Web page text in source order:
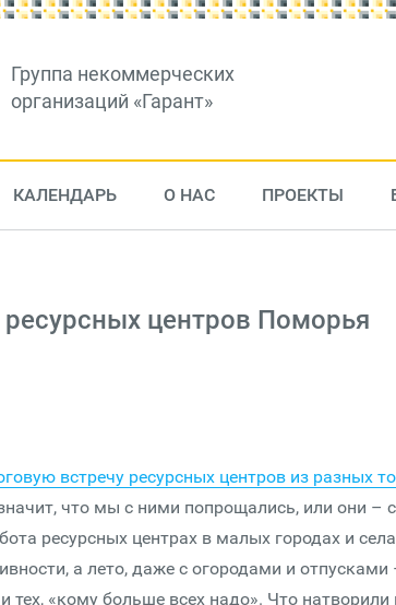
Группа некоммерческих
организаций «Гарант»
КАЛЕНДАРЬ О НАС ПРОЕКТЫ
центров Поморья
встречу ресурсных центров из разных
что мы с ними попрощались, или они –
ресурсных центрах в малых городах и
а лето, даже с огородами и
тех, «кому больше всех надо». Что